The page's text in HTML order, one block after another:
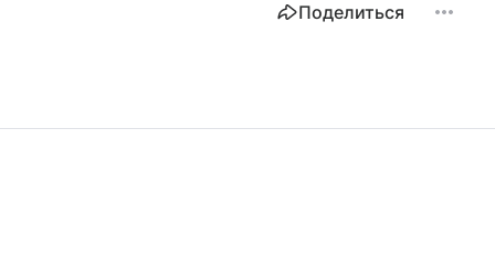
Поделиться